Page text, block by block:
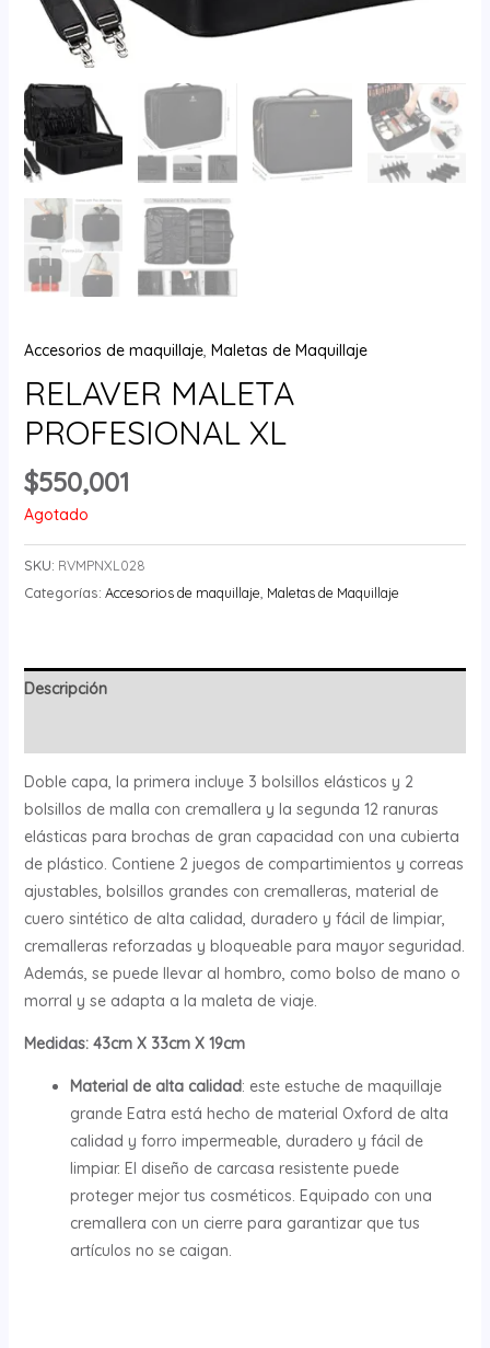
Accesorios de maquillaje, Maletas de Maquillaje
RELAVER MALETA
PROFESIONAL XL
$550,001
Agotado
SKU: RVMPNXL028
Categorías: Accesorios de maquillaje, Maletas de Maquillaje
Descripción
Doble capa, la primera incluye 3 bolsillos elásticos y 2
bolsillos de malla con cremallera y la segunda 12 ranuras
elásticas para brochas de gran capacidad con una cubierta
de plástico. Contiene 2 juegos de compartimientos y correas
ajustables, bolsillos grandes con cremalleras, material de
cuero sintético de alta calidad, duradero y fácil de limpiar,
cremalleras reforzadas y bloqueable para mayor seguridad.
Además, se puede llevar al hombro, como bolso de mano o
morral y se adapta a la maleta de viaje.
Medidas: 43cm X 33cm X 19cm
Material de alta calidad: este estuche de maquillaje
grande Eatra está hecho de material Oxford de alta
calidad y forro impermeable, duradero y fácil de
limpiar. El diseño de carcasa resistente puede
proteger mejor tus cosméticos. Equipado con una
cremallera con un cierre para garantizar que tus
artículos no se caigan.